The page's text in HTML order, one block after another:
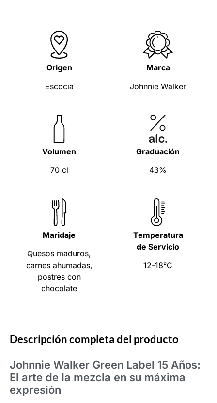
Origen
Escocia
Marca
Johnnie Walker
Volumen
70 cl
Graduación
43%
Maridaje
Quesos maduros,
carnes ahumadas,
postres con
chocolate
Temperatura
de Servicio
12-18°C
Descripción completa del producto
Johnnie Walker Green Label 15 Años:
El arte de la mezcla en su máxima
expresión